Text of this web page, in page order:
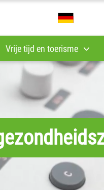
Vrije tijd en toerisme